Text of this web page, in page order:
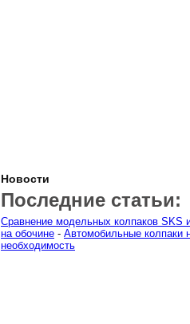
Новости
Последние статьи:
Сравнение модельных колпаков SKS
на обочине - Автомобильные колпаки
необходимость